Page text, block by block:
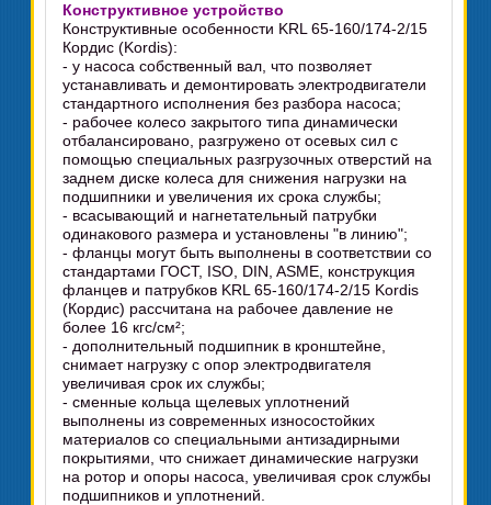
Конструктивное устройство
Конструктивные особенности KRL 65-160/174-2/15
Кордис (Kordis):
- у насоса собственный вал, что позволяет
устанавливать и демонтировать электродвигатели
стандартного исполнения без разбора насоса;
- рабочее колесо закрытого типа динамически
отбалансировано, разгружено от осевых сил с
помощью специальных разгрузочных отверстий на
заднем диске колеса для снижения нагрузки на
подшипники и увеличения их срока службы;
- всасывающий и нагнетательный патрубки
одинакового размера и установлены "в линию";
- фланцы могут быть выполнены в соответствии со
стандартами ГОСТ, ISO, DIN, ASME, конструкция
фланцев и патрубков KRL 65-160/174-2/15 Kordis
(Кордис) рассчитана на рабочее давление не
более 16 кгс/см²;
- дополнительный подшипник в кронштейне,
снимает нагрузку с опор электродвигателя
увеличивая срок их службы;
- сменные кольца щелевых уплотнений
выполнены из современных износостойких
материалов со специальными антизадирными
покрытиями, что снижает динамические нагрузки
на ротор и опоры насоса, увеличивая срок службы
подшипников и уплотнений.